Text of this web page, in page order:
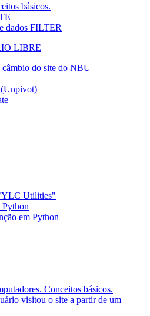
básicos.
dados FILTER
LIBRE
câmbio do site do NBU
(Unpivot)
Utilities"
Python
em Python
Conceitos básicos.
visitou o site a partir de um